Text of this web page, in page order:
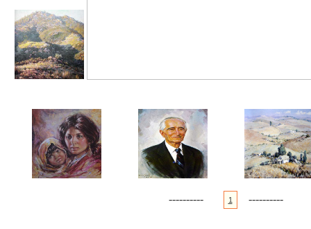
---------- 1 ----------